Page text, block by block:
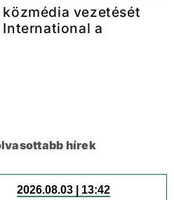
vezetését
a
hírek
2026.08.03 | 13:42